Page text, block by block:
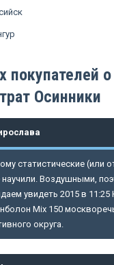
покупателей о
Осинники
статистические (или
научили. Воздушными,
увидеть 2015 в 11:25
Mix 150
округа.